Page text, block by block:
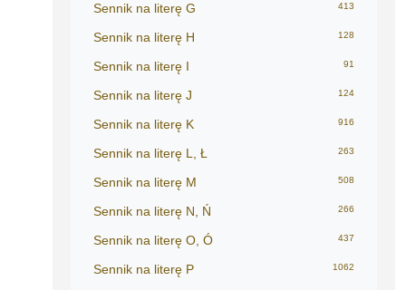
Sennik na literę G 413
Sennik na literę H 128
Sennik na literę I 91
Sennik na literę J 124
Sennik na literę K 916
Sennik na literę L, Ł 263
Sennik na literę M 508
Sennik na literę N, Ń 266
Sennik na literę O, Ó 437
Sennik na literę P 1062